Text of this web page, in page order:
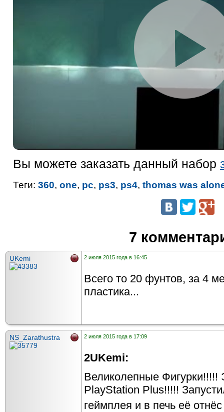
Вы можете заказать данный набор
Теги: 360, one, pc, ps3, ps4, thomas was
7
UKemi 2 июля 2015 года в 16:45
Всего то 20 фунтов, за 4
пластика...
NS_Zarathustra 2 июля 2015 года в 17:09
2UKemi:
Великолепные Фигурки!!!!!
PlayStation Plus!!!!!
геймплея и в печь её